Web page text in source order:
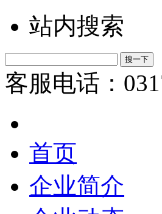
站内搜索
客服电话：
首页
企业简介